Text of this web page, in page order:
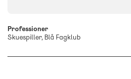
Professioner
Skuespiller, Blå Fagklub